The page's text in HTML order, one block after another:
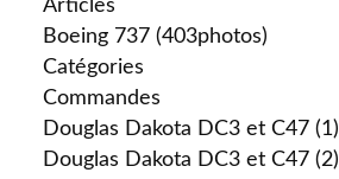
Articles
Boeing 737 (403photos)
Catégories
Commandes
Douglas Dakota DC3 et C47 (1)
Douglas Dakota DC3 et C47 (2)